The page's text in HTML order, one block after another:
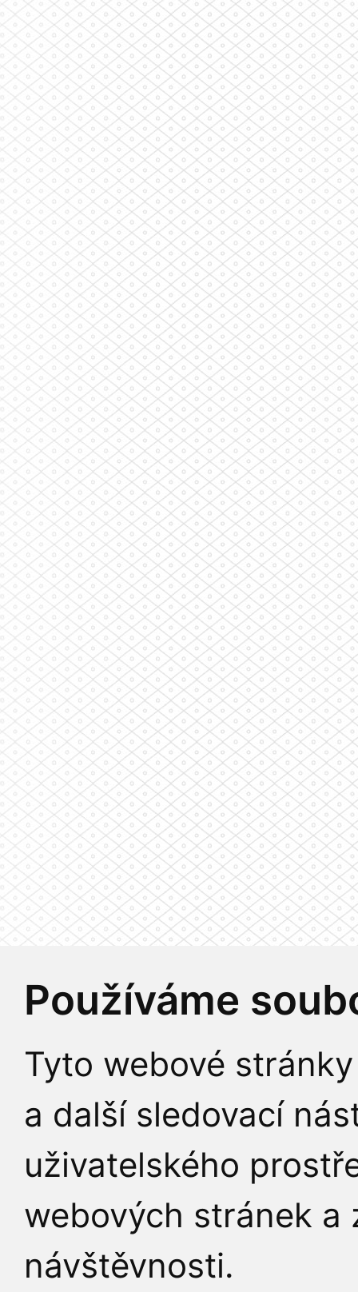
Používáme
Tyto webové
a další sledovací
uživatelského
webových stránek a
návštěvnosti.